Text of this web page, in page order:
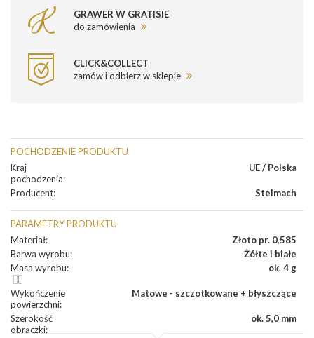
GRAWER W GRATISIE
do zamówienia
CLICK&COLLECT
zamów i odbierz w sklepie
POCHODZENIE PRODUKTU
Kraj
pochodzenia:
UE / Polska
Producent: Stelmach
PARAMETRY PRODUKTU
Materiał:
Złoto pr. 0,585
Barwa wyrobu:
Żółte i białe
Masa wyrobu: ok. 4 g
Wykończenie
powierzchni:
Matowe - szczotkowane + błyszczące
Szerokość
obrączki:
ok. 5,0 mm